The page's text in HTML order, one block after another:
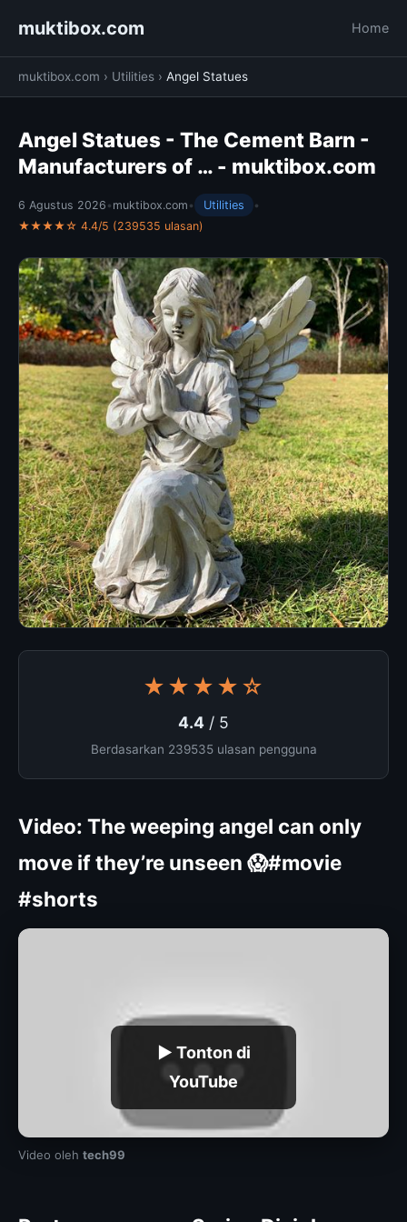
muktibox.com Home
muktibox.com › Utilities › Angel Statues
Angel Statues - The Cement Barn -
Manufacturers of … - muktibox.com
6 Agustus 2026 • muktibox.com • Utilities
•
★★★★☆ 4.4/5 (239535 ulasan)
★★★★☆
4.4 / 5
Berdasarkan 239535 ulasan pengguna
Video: The weeping angel can only
move if they’re unseen 😱#movie
#shorts
▶ Tonton di
YouTube
Video oleh tech99